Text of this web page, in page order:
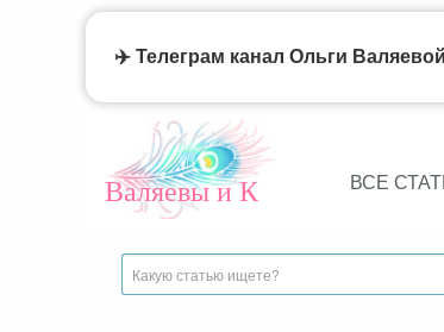
Валяевы и К ВСЕ
✈️ Телеграм канал Ольги Валяевой